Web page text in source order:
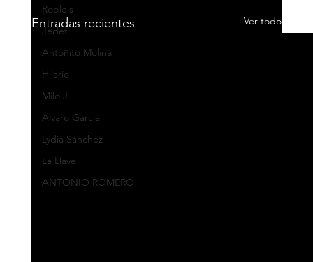
Robleis
Jedet
Antoñito Molina
Hilario
Milo J
Álvaro García
Lydia Sánchez
La Llave
ANTONIO ROMERO
Entradas recientes Ver todo